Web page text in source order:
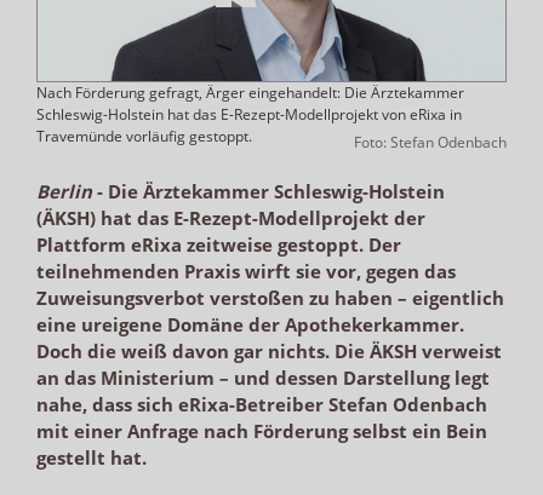
Nach Förderung gefragt, Ärger eingehandelt: Die Ärztekammer
Schleswig-Holstein hat das E-Rezept-Modellprojekt von eRixa in
Travemünde vorläufig gestoppt.
Foto: Stefan Odenbach
Berlin- Die Ärztekammer Schleswig-Holstein
(ÄKSH) hat das E-Rezept-Modellprojekt der
Plattform eRixa zeitweise gestoppt. Der
teilnehmenden Praxis wirft sie vor, gegen das
Zuweisungsverbot verstoßen zu haben – eigentlich
eine ureigene Domäne der Apothekerkammer.
Doch die weiß davon gar nichts. Die ÄKSH verweist
an das Ministerium – und dessen Darstellung legt
nahe, dass sich eRixa-Betreiber Stefan Odenbach
mit einer Anfrage nach Förderung selbst ein Bein
gestellt hat.